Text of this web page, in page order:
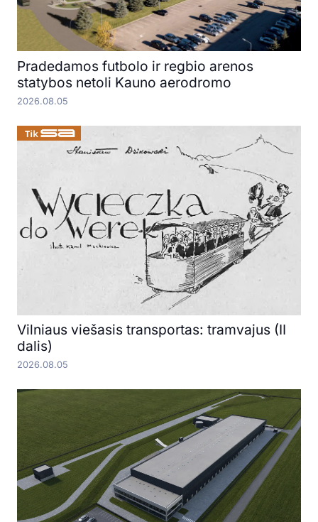
Pradedamos futbolo ir regbio arenos
statybos netoli Kauno aerodromo
2026.08.05
Vilniaus viešasis transportas: tramvajus (II
dalis)
2026.08.05